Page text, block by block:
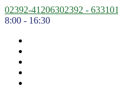
02392-41206302392 - 633101
8:00 - 16:30